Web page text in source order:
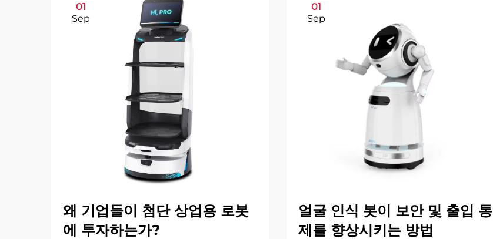
01
Sep
왜 기업들이 첨단 상업용 로봇
에 투자하는가?
01
Sep
얼굴 인식 봇이 보안 및 출입 통
제를 향상시키는 방법